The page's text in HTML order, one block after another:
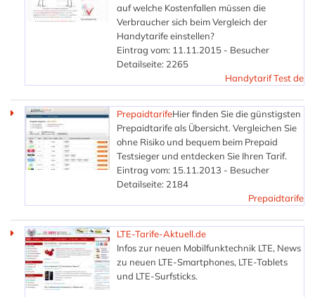
auf welche Kostenfallen müssen die
Verbraucher sich beim Vergleich der
Handytarife einstellen?
Eintrag vom: 11.11.2015 - Besucher
Detailseite: 2265
Handytarif Test de
PrepaidtarifeHier finden Sie die günstigsten
Prepaidtarife als Übersicht. Vergleichen Sie
ohne Risiko und bequem beim Prepaid
Testsieger und entdecken Sie Ihren Tarif.
Eintrag vom: 15.11.2013 - Besucher
Detailseite: 2184
Prepaidtarife
LTE-Tarife-Aktuell.de
Infos zur neuen Mobilfunktechnik LTE, News
zu neuen LTE-Smartphones, LTE-Tablets
und LTE-Surfsticks.